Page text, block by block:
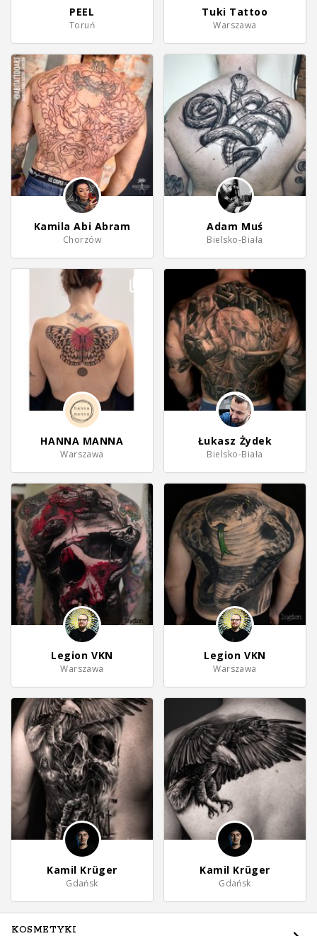
PEEL
Toruń
Tuki Tattoo
Warszawa
Kamila Abi Abram
Chorzów
Adam Muś
Bielsko-Biała
HANNA MANNA
Warszawa
Łukasz Żydek
Bielsko-Biała
Legion VKN
Warszawa
Legion VKN
Warszawa
Kamil Krüger
Gdańsk
Kamil Krüger
Gdańsk
KOSMETYKI